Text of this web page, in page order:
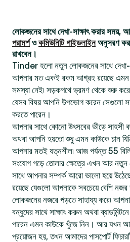
লোকজনের সাথে দেখা-সাক্ষাৎ করার সময়,
পরামর্শওকমিউনিটি গাইডলাইনঅনুসরণ
রাখবেন।
Tinder হলো নতুন লোকজনের সাথে দেখা-
আপনার মত একই রকম আগ্রহ রয়েছে
সমস্যা নেই৷ সড়কপথে ভ্রমণ থেকে শুরু করে
যেসব বিষয় আপনি উপভোগ করেন সেগুলো
করতে পারেন।
আপনার সাথে কোনো উৎসবের ভীড়ে সাহসী
অথবা আপনি হয়তো শুধু এমন কাউকে চান
আপনার মতই যত্নশীল৷ আজ পর্যন্ত 55
সংযোগ গড়ে তোলার ক্ষেত্রে এখন আর
সাথে আপনার সম্পর্ক আরো ভালো হয়ে
রয়েছে যেগুলো আপনাকে সবচেয়ে বেশি
লোকজনের নজরে পড়তে সাহায্য করে৷
বন্ধুদের সাথে সাক্ষাৎ করুন অথবা
পারেন এমন কাউকে খুঁজে নিন। আর যখন
প্রয়োজন হয়, তখন আমাদের পাসপোর্ট